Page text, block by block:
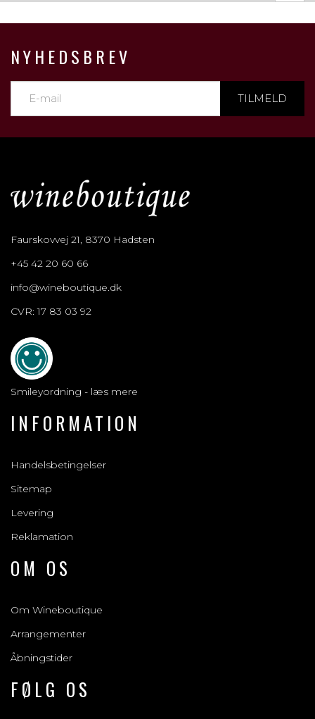
NYHEDSBREV
TILMELD
Faurskovvej 21, 8370 Hadsten
+45 42 20 60 66
info@wineboutique.dk
CVR: 17 83 03 92
Smileyordning - læs mere
INFORMATION
Handelsbetingelser
Sitemap
Levering
Reklamation
OM OS
Om Wineboutique
Arrangementer
Åbningstider
FØLG OS